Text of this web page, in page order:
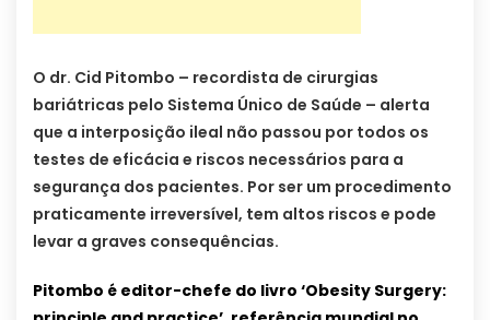
O dr. Cid Pitombo – recordista de cirurgias
bariátricas pelo Sistema Único de Saúde – alerta
que a interposição ileal não passou por todos os
testes de eficácia e riscos necessários para a
segurança dos pacientes. Por ser um procedimento
praticamente irreversível, tem altos riscos e pode
levar a graves consequências.
Pitombo é editor-chefe do livro ‘Obesity Surgery: